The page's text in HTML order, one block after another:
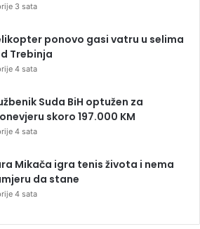
3 sata
ponovo gasi vatru u selima
Trebinja
4 sata
Suda BiH optužen za
skoro 197.000 KM
4 sata
Mikača igra tenis života i nema
da stane
4 sata